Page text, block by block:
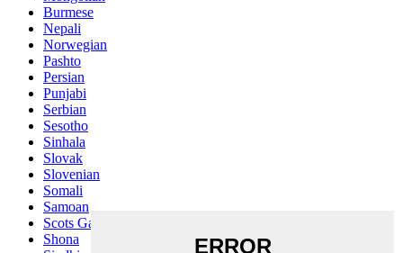
Burmese
Nepali
Norwegian
Pashto
Persian
Punjabi
Serbian
Sesotho
Sinhala
Slovak
Slovenian
Somali
Samoan
Scots Gaelic
Shona